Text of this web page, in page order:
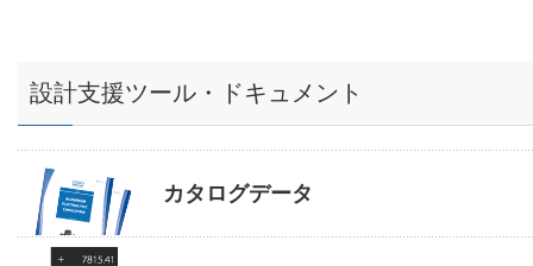
設計支援ツール・ドキュメント
カタログデータ